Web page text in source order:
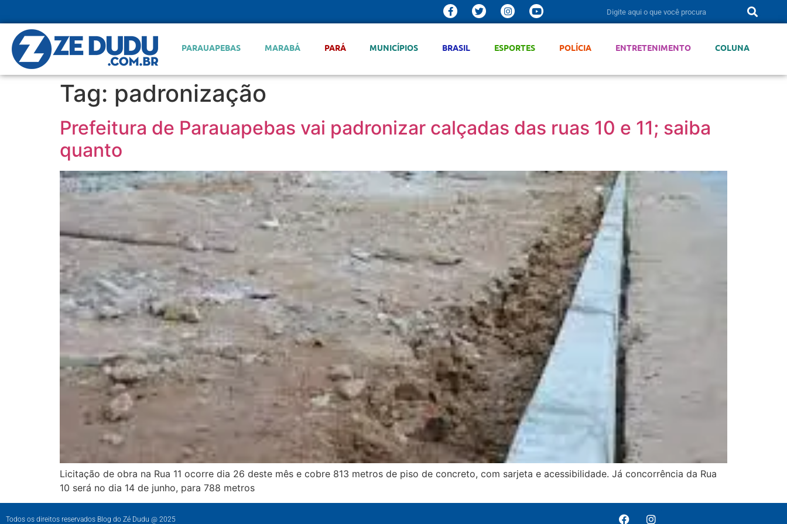
PARAUAPEBAS MARABÁ PARÁ MUNICÍPIOS BRASIL ESPORTES POLÍCIA ENTRETENIMENTO COLUNA
Tag: padronização
Prefeitura de Parauapebas vai padronizar calçadas das ruas 10 e 11; saiba
quanto
Licitação de obra na Rua 11 ocorre dia 26 deste mês e cobre 813 metros de piso de concreto, com sarjeta e acessibilidade. Já concorrência da Rua
10 será no dia 14 de junho, para 788 metros
Todos os direitos reservados Blog do Zé Dudu @ 2025